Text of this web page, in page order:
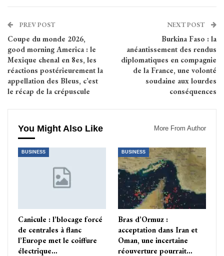
PREV POST
Coupe du monde 2026,
good morning America : le
Mexique chenal en 8es, les
réactions postérieurement la
appellation des Bleus, c’est
le récap de la crépuscule
NEXT POST
Burkina Faso : la
anéantissement des rendus
diplomatiques en compagnie
de la France, une volonté
soudaine aux lourdes
conséquences
You Might Also Like More From Author
BUSINESS
Canicule : l’blocage forcé
de centrales à flanc
l’Europe met le coiffure
électrique…
BUSINESS
Bras d’Ormuz :
acceptation dans Iran et
Oman, une incertaine
réouverture pourrait…